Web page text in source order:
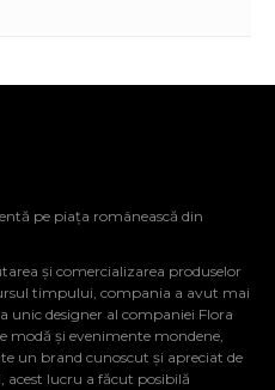
pe piața românească din
și comercializarea produselor
timpului, compania a avut mai
unic designer al companiei Flora
modă și evenimente mondene,
un brand cunoscut și apreciat de
lucru a făcut posibilă